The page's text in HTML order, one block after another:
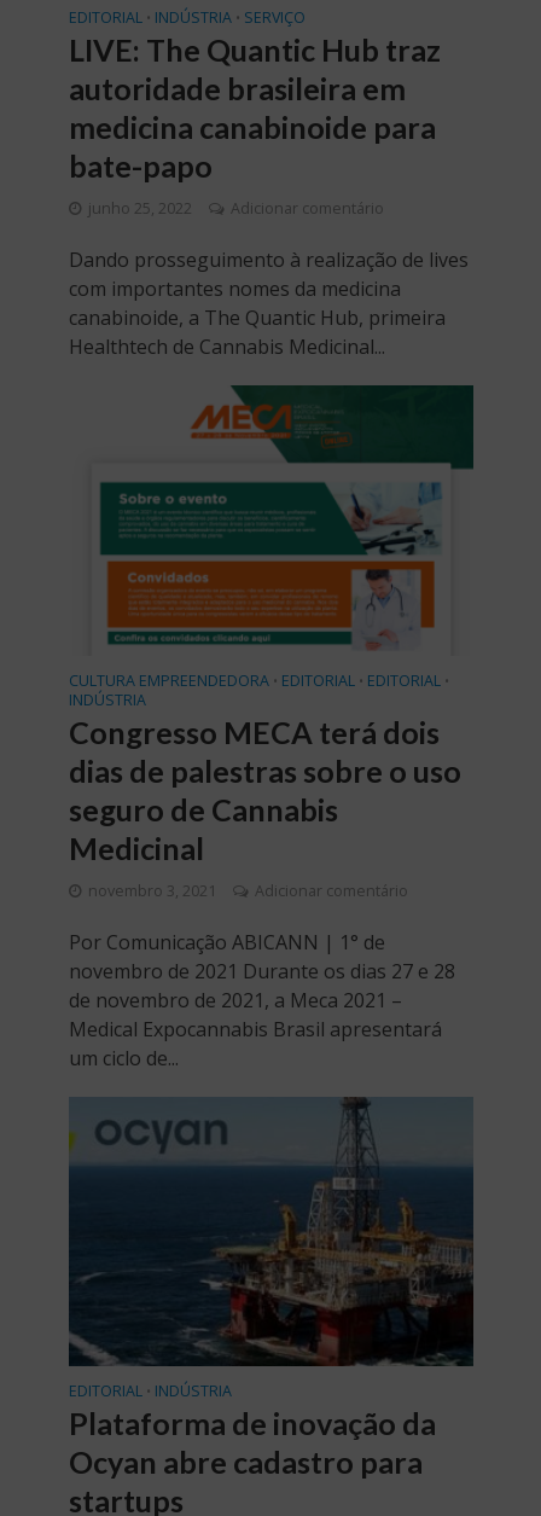
EDITORIAL • INDÚSTRIA • SERVIÇO
LIVE: The Quantic Hub traz
autoridade brasileira em
medicina canabinoide para
bate-papo
junho 25, 2022 Adicionar comentário
Dando prosseguimento à realização de lives
com importantes nomes da medicina
canabinoide, a The Quantic Hub, primeira
Healthtech de Cannabis Medicinal...
CULTURA EMPREENDEDORA • EDITORIAL • EDITORIAL •
INDÚSTRIA
Congresso MECA terá dois
dias de palestras sobre o uso
seguro de Cannabis
Medicinal
novembro 3, 2021 Adicionar comentário
Por Comunicação ABICANN | 1° de
novembro de 2021 Durante os dias 27 e 28
de novembro de 2021, a Meca 2021 –
Medical Expocannabis Brasil apresentará
um ciclo de...
EDITORIAL • INDÚSTRIA
Plataforma de inovação da
Ocyan abre cadastro para
startups